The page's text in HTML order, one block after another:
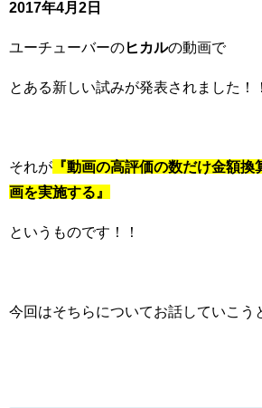
2017年4月2日
ユーチューバーのヒカルの動画で
とある新しい試みが発表されました！！
それが 『動画の高評価の数だけ金額
画を実施する』
というものです！！
今回はそちらについてお話していこう